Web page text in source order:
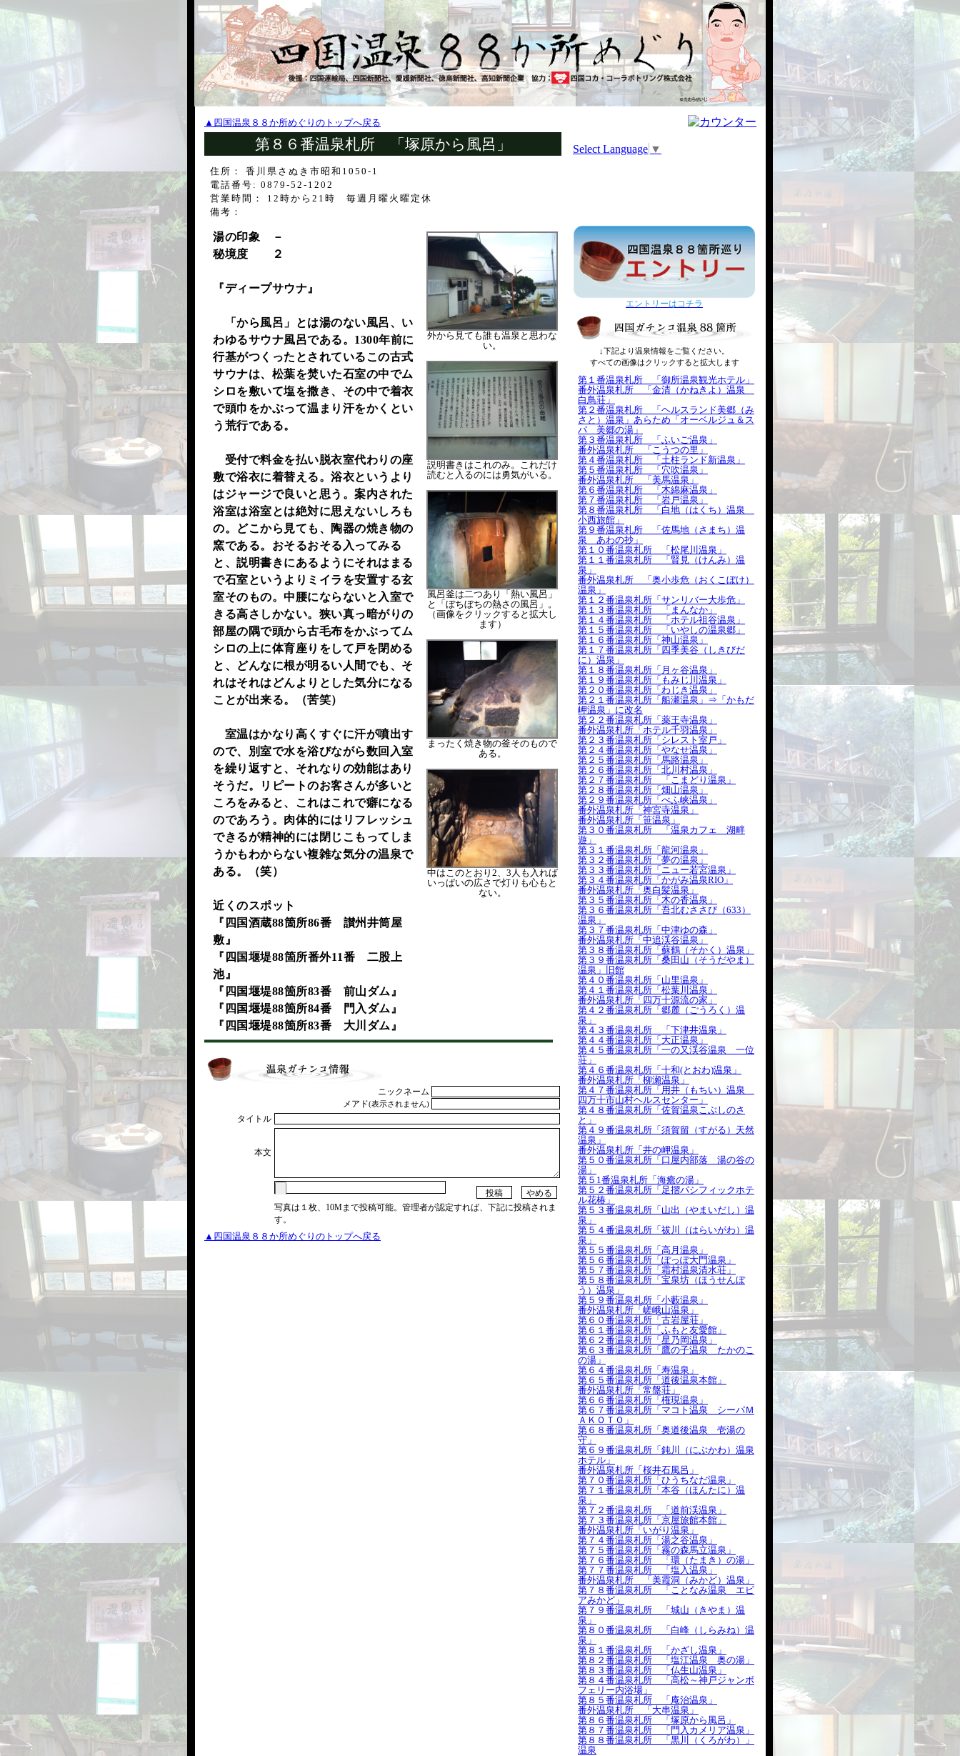
▲四国温泉８８か所めぐりのトップへ戻る
第８６番温泉札所 「塚原から風呂」
住所： 香川県さぬき市昭和1050-1
電話番号: 0879-52-1202
営業時間： 12時から21時 毎週月曜火曜定休
備考：
湯の印象 －
秘境度 ２
『ディープサウナ』
「から風呂」とは湯のない風呂、い
わゆるサウナ風呂である。1300年前に
行基がつくったとされているこの古式
サウナは、松葉を焚いた石室の中でム
シロを敷いて塩を撒き、その中で着衣
で頭巾をかぶって温まり汗をかくとい
う荒行である。
受付で料金を払い脱衣室代わりの座
敷で浴衣に着替える。浴衣というより
はジャージで良いと思う。案内された
浴室は浴室とは絶対に思えないしろも
の。どこから見ても、陶器の焼き物の
窯である。おそるおそる入ってみる
と、説明書きにあるようにそれはまる
で石室というよりミイラを安置する玄
室そのもの。中腰にならないと入室で
きる高さしかない。狭い真っ暗がりの
部屋の隅で頭から古毛布をかぶってム
シロの上に体育座りをして戸を閉める
と、どんなに根が明るい人間でも、そ
れはそれはどんよりとした気分になる
ことが出来る。（苦笑）
室温はかなり高くすぐに汗が噴出す
ので、別室で水を浴びながら数回入室
を繰り返すと、それなりの効能はあり
そうだ。リピートのお客さんが多いと
ころをみると、これはこれで癖になる
のであろう。肉体的にはリフレッシュ
できるが精神的には閉じこもってしま
うかもわからない複雑な気分の温泉で
ある。（笑）
近くのスポット
『四国酒蔵88箇所86番 讃州井筒屋
敷』
『四国堰堤88箇所番外11番 二股上
池』
『四国堰堤88箇所83番 前山ダム』
『四国堰堤88箇所84番 門入ダム』
『四国堰堤88箇所83番 大川ダム』
外から見ても誰も温泉と思わな
い。
説明書きはこれのみ。これだけ
読むと入るのには勇気がいる。
風呂釜は二つあり「熱い風呂」
と「ぼちぼちの熱さの風呂」。
（画像をクリックすると拡大し
ます）
まったく焼き物の釜そのもので
ある。
中はこのとおり2、3人も入れば
いっぱいの広さで灯りも心もと
ない。
ニックネーム
メアド(表示されません)
タイトル
本文
写真は１枚、10Mまで投稿可能。管理者が認定すれば、下記に投稿されま
す。
▲四国温泉８８か所めぐりのトップへ戻る
Select Language ▼
エントリーはコチラ
↓下記より温泉情報をご覧ください。
すべての画像はクリックすると拡大します
第１番温泉札所 「御所温泉観光ホテル」
番外温泉札所 「金清（かねきよ）温泉
白鳥荘」
第２番温泉札所 「ヘルスランド美郷（み
さと）温泉」あらため「オーベルジュ＆ス
パ 美郷の湯」
第３番温泉札所 「ふいご温泉」
番外温泉札所 「こうつの里」
第４番温泉札所 「土柱ランド新温泉」
第５番温泉札所 「穴吹温泉」
番外温泉札所 「美馬温泉」
第６番温泉札所 「木綿麻温泉」
第７番温泉札所 「岩戸温泉」
第８番温泉札所 「白地（はくち）温泉
小西旅館」
第９番温泉札所 「佐馬地（さまち）温
泉 あわの抄」
第１０番温泉札所 「松尾川温泉」
第１１番温泉札所 「賢見（けんみ）温
泉」
番外温泉札所 「奥小歩危（おくこぼけ）
温泉」
第１２番温泉札所「サンリバー大歩危」
第１３番温泉札所 「まんなか」
第１４番温泉札所 「ホテル祖谷温泉」
第１５番温泉札所 「いやしの温泉郷」
第１６番温泉札所「神山温泉」
第１７番温泉札所「四季美谷（しきびだ
に）温泉」
第１８番温泉札所「月ヶ谷温泉」
第１９番温泉札所「もみじ川温泉」
第２０番温泉札所「わじき温泉」
第２１番温泉札所「船瀬温泉」⇒「かもだ
岬温泉」に改名
第２２番温泉札所「薬王寺温泉」
番外温泉札所「ホテル千羽温泉」
第２３番温泉札所「シレスト室戸」
第２４番温泉札所「やなせ温泉」
第２５番温泉札所「馬路温泉」
第２６番温泉札所「北川村温泉」
第２７番温泉札所 「こまどり温泉」
第２８番温泉札所「畑山温泉」
第２９番温泉札所「べふ峡温泉」
番外温泉札所「神宮寺温泉」
番外温泉札所「笹温泉」
第３０番温泉札所 「温泉カフェ 湖畔
遊」
第３１番温泉札所「龍河温泉」
第３２番温泉札所「夢の温泉」
第３３番温泉札所「ニュー若宮温泉」
第３４番温泉札所「かがみ温泉RIO」
番外温泉札所「奥白髪温泉」
第３５番温泉札所「木の香温泉」
第３６番温泉札所「吾北むささび（633）
温泉」
第３７番温泉札所「中津ゆの森」
番外温泉札所「中追渓谷温泉」
第３８番温泉札所「蘇鶴（そかく）温泉」
第３９番温泉札所「桑田山（そうだやま）
温泉」旧館
第４０番温泉札所「山里温泉」
第４１番温泉札所「松葉川温泉」
番外温泉札所「四万十源流の家」
第４２番温泉札所「郷麓（ごうろく）温
泉」
第４３番温泉札所 「下津井温泉」
第４４番温泉札所「大正温泉」
第４５番温泉札所「一の又渓谷温泉 一位
荘」
第４６番温泉札所「十和(とおわ)温泉」
番外温泉札所「柳瀬温泉」
第４７番温泉札所「用井（もちい）温泉
四万十市山村ヘルスセンター」
第４８番温泉札所「佐賀温泉こぶしのさ
と」
第４９番温泉札所「須賀留（すがる）天然
温泉」
番外温泉札所「井の岬温泉」
第５０番温泉札所「口屋内部落 湯の谷の
湯」
第５1番温泉札所「海癒の湯」
第５２番温泉札所「足摺パシフィックホテ
ル花椿」
第５３番温泉札所「山出（やまいだし）温
泉」
第５４番温泉札所「祓川（はらいがわ）温
泉」
第５５番温泉札所「高月温泉」
第５６番温泉札所「ぽっぽ大門温泉」
第５７番温泉札所「霜村温泉清水荘」
第５８番温泉札所「宝泉坊（ほうせんぼ
う）温泉」
第５９番温泉札所「小藪温泉」
番外温泉札所「嵯峨山温泉」
第６０番温泉札所「古岩屋荘」
第６１番温泉札所「ふもと友愛館」
第６２番温泉札所「星乃岡温泉」
第６３番温泉札所「鷹の子温泉 たかのこ
の湯」
第６４番温泉札所「寿温泉」
第６５番温泉札所「道後温泉本館」
番外温泉札所「常盤荘」
第６６番温泉札所「権現温泉」
第６７番温泉札所「マコト温泉 シーパＭ
ＡＫＯＴＯ」
第６８番温泉札所「奥道後温泉 壱湯の
守」
第６９番温泉札所「鈍川（にぶかわ）温泉
ホテル」
番外温泉札所「桜井石風呂」
第７０番温泉札所「ひうちなだ温泉」
第７１番温泉札所「本谷（ほんたに）温
泉」
第７２番温泉札所 「道前渓温泉」
第７３番温泉札所「京屋旅館本館」
番外温泉札所「いがり温泉」
第７４番温泉札所「湯之谷温泉」
第７５番温泉札所「霧の森馬立温泉」
第７６番温泉札所 「環（たまき）の湯」
第７７番温泉札所 「塩入温泉」
番外温泉札所 「美霞洞（みかど）温泉」
第７８番温泉札所 「ことなみ温泉 エピ
アみかど」
第７９番温泉札所 「城山（きやま）温
泉」
第８０番温泉札所 「白峰（しらみね）温
泉」
第８１番温泉札所 「かざし温泉」
第８２番温泉札所 「塩江温泉 奥の湯」
第８３番温泉札所 「仏生山温泉」
第８４番温泉札所 「高松～神戸ジャンボ
フェリー内浴場」
第８５番温泉札所 「庵治温泉」
番外温泉札所 「大串温泉」
第８６番温泉札所 「塚原から風呂」
第８７番温泉札所 「門入カメリア温泉」
第８８番温泉札所 「黒川（くろがわ）」
温泉